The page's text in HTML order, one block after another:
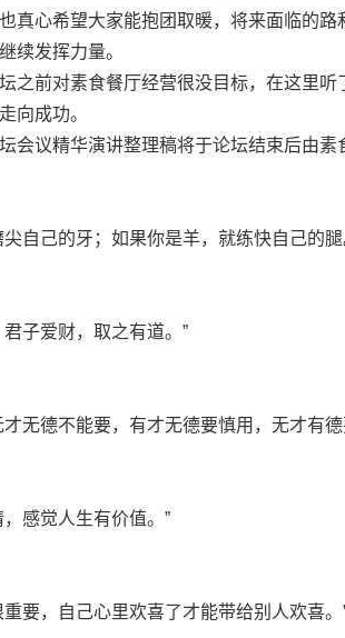
真心希望大家能抱团取暖，将来面临的
续发挥力量。
之前对素食餐厅经营很没目标，在这里
向成功。
会议精华演讲整理稿将于论坛结束后由
自己的牙；如果你是羊，就练快自己的腿
子爱财，取之有道。”
才无德不能要，有才无德要慎用，无才有
感觉人生有价值。”
要，自己心里欢喜了才能带给别人欢喜。